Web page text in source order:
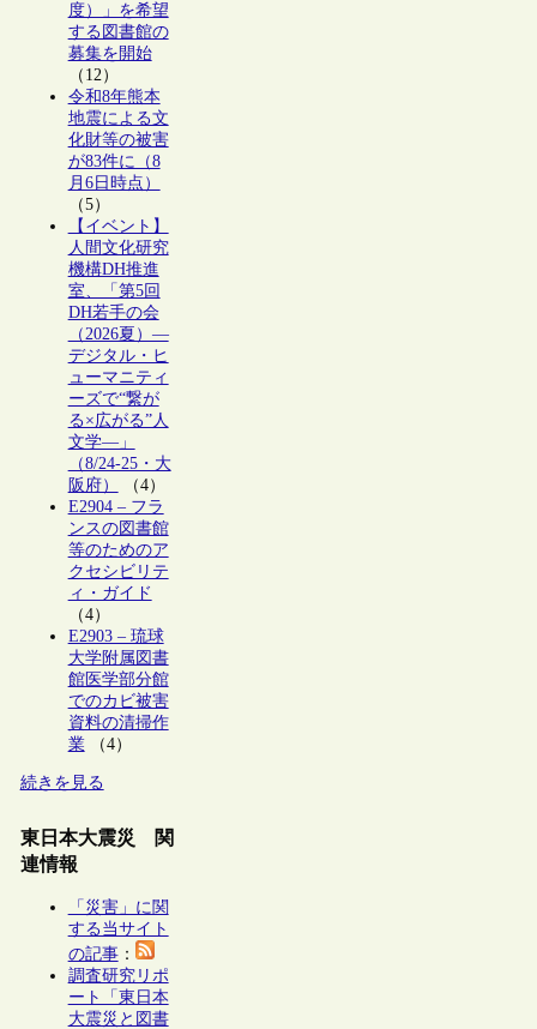
度）」を希望
する図書館の
募集を開始
（12）
令和8年熊本
地震による文
化財等の被害
が83件に（8
月6日時点）
（5）
【イベント】
人間文化研究
機構DH推進
室、「第5回
DH若手の会
（2026夏）―
デジタル・ヒ
ューマニティ
ーズで“繋が
る×広がる”人
文学―」
（8/24-25・大
阪府）
（4）
E2904 – フラ
ンスの図書館
等のためのア
クセシビリテ
ィ・ガイド
（4）
E2903 – 琉球
大学附属図書
館医学部分館
でのカビ被害
資料の清掃作
業（4）
続きを見る
東日本大震災 関
連情報
「災害」に関
する当サイト
の記事：
調査研究リポ
ート「東日本
大震災と図書